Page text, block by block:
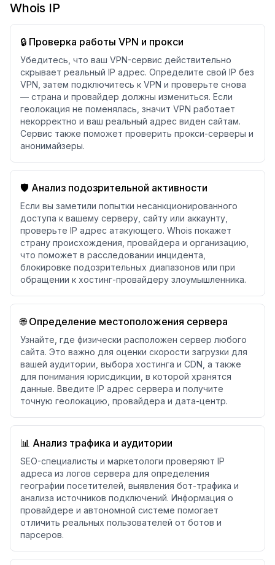
Whois IP
🔒 Проверка работы VPN и прокси
Убедитесь, что ваш VPN-сервис действительно
скрывает реальный IP адрес. Определите свой IP без
VPN, затем подключитесь к VPN и проверьте снова
— страна и провайдер должны измениться. Если
геолокация не поменялась, значит VPN работает
некорректно и ваш реальный адрес виден сайтам.
Сервис также поможет проверить прокси-серверы и
анонимайзеры.
🛡️ Анализ подозрительной активности
Если вы заметили попытки несанкционированного
доступа к вашему серверу, сайту или аккаунту,
проверьте IP адрес атакующего. Whois покажет
страну происхождения, провайдера и организацию,
что поможет в расследовании инцидента,
блокировке подозрительных диапазонов или при
обращении к хостинг-провайдеру злоумышленника.
🌐 Определение местоположения сервера
Узнайте, где физически расположен сервер любого
сайта. Это важно для оценки скорости загрузки для
вашей аудитории, выбора хостинга и CDN, а также
для понимания юрисдикции, в которой хранятся
данные. Введите IP адрес сервера и получите
точную геолокацию, провайдера и дата-центр.
📊 Анализ трафика и аудитории
SEO-специалисты и маркетологи проверяют IP
адреса из логов сервера для определения
географии посетителей, выявления бот-трафика и
анализа источников подключений. Информация о
провайдере и автономной системе помогает
отличить реальных пользователей от ботов и
парсеров.